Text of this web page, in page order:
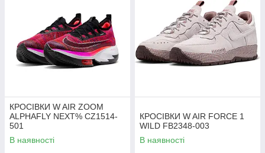
КРОСІВКИ W AIR ZOOM
ALPHAFLY NEXT% CZ1514-
501
В наявності
КРОСІВКИ W AIR FORCE 1
WILD FB2348-003
В наявності